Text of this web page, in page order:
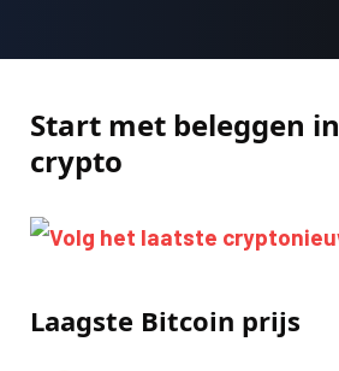
Start met beleggen in
crypto
Laagste Bitcoin prijs